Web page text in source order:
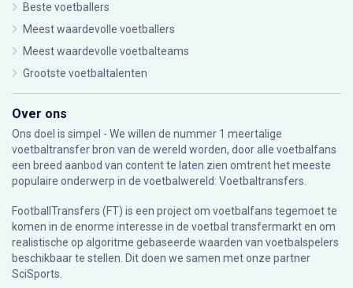
Beste voetballers
Meest waardevolle voetballers
Meest waardevolle voetbalteams
Grootste voetbaltalenten
Over ons
Ons doel is simpel - We willen de nummer 1 meertalige
voetbaltransfer bron van de wereld worden, door alle voetbalfans
een breed aanbod van content te laten zien omtrent het meeste
populaire onderwerp in de voetbalwereld: Voetbaltransfers.
FootballTransfers (FT) is een project om voetbalfans tegemoet te
komen in de enorme interesse in de voetbal transfermarkt en om
realistische op algoritme gebaseerde waarden van voetbalspelers
beschikbaar te stellen. Dit doen we samen met onze partner
SciSports